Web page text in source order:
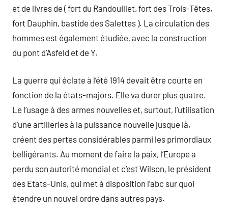
et de livres de ( fort du Randouillet, fort des Trois-Têtes,
fort Dauphin, bastide des Salettes ). La circulation des
hommes est également étudiée, avec la construction
du pont d’Asfeld et de Y.
La guerre qui éclate à l’été 1914 devait être courte en
fonction de la états-majors. Elle va durer plus quatre.
Le l’usage à des armes nouvelles et, surtout, l’utilisation
d’une artilleries à la puissance nouvelle jusque là,
créent des pertes considérables parmi les primordiaux
belligérants. Au moment de faire la paix, l’Europe a
perdu son autorité mondial et c’est Wilson, le président
des Etats-Unis, qui met à disposition l’abc sur quoi
étendre un nouvel ordre dans autres pays.